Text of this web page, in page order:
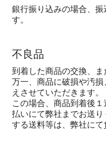
銀行振り込みの場合、
す。
不良品
到着した商品の交換、ま
万一、商品に破損や汚
えさせていただきます。
この場合、商品到着後
払いにて弊社までお送
する送料等は、弊社にて